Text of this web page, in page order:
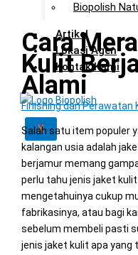
Biopolish
Artikel
Lokasi Agen
Kontak Kami
X
Cara
Kulit
Alami
Finishing dan Perawatan
Salah satu item populer
kalangan usia adalah
berjamur memang
perlu tahu jenis jaket
mengetahuinya cukup
fabrikasinya, atau bagi
sebelum membeli pasti
jenis jaket kulit apa yang